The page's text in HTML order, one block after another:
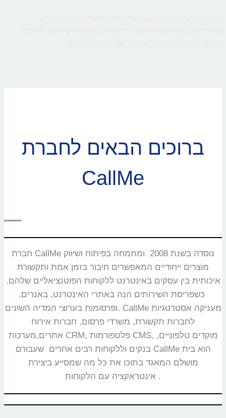
ברוכים הבאים לחברת
CallMe
חברת CallMe נוסדה בשנת 2008 ומתמחה בפיתוח ושיווק
מוצרים ייחודיים המאפשרים חיבור בזמן אמת ותקשורת
איכותית בין עסקים באינטרנט ללקוחות הפוטנציאליים שלהם.
כשפריסת השירותים הנה באתרי האינטרנט, באנרים,
ופרסומות בערוצי המדיה השונים. CallMe מעניקה אסטרטגיות
לחברות תקשורת, משרדי פרסום, חברות אירוח
אתרים,מערכות CRM, פלטפורמות CMS, מוקדים טלפוניים,
בנקים וללקוחות רבים אחרים שעבורם CallMe הוא בית
מושלם המאגד בתוכו את כל מה שמסייע ביצירת
אינטראקציה עם הלקוחות.